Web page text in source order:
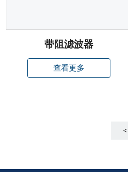
带阻滤波器
查看更多
<